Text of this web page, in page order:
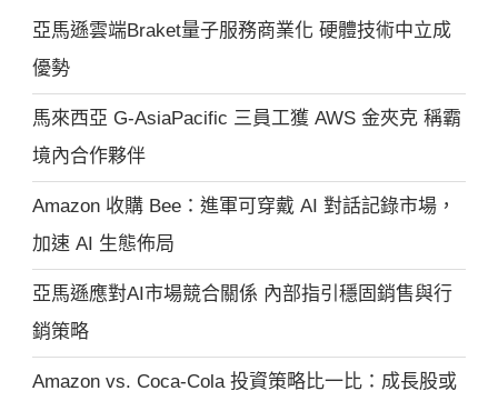
亞馬遜雲端Braket量子服務商業化 硬體技術中立成
優勢
馬來西亞 G-AsiaPacific 三員工獲 AWS 金夾克 稱霸
境內合作夥伴
Amazon 收購 Bee：進軍可穿戴 AI 對話記錄市場，
加速 AI 生態佈局
亞馬遜應對AI市場競合關係 內部指引穩固銷售與行
銷策略
Amazon vs. Coca-Cola 投資策略比一比：成長股或